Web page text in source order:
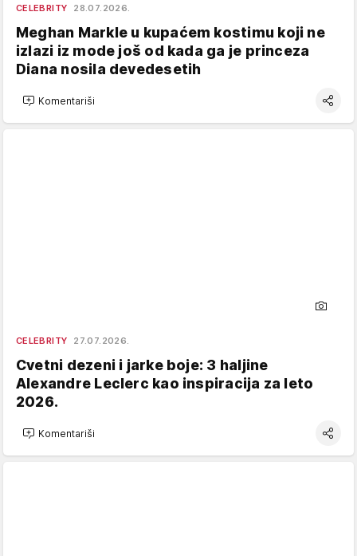
CELEBRITY 28.07.2026.
Meghan Markle u kupaćem kostimu koji ne
izlazi iz mode još od kada ga je princeza
Diana nosila devedesetih
Komentariši
CELEBRITY 27.07.2026.
Cvetni dezeni i jarke boje: 3 haljine
Alexandre Leclerc kao inspiracija za leto
2026.
Komentariši